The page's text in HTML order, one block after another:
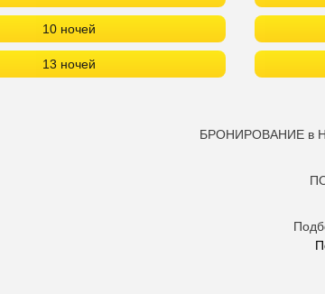
10 ночей
13 ночей
БРОНИРОВАНИЕ в